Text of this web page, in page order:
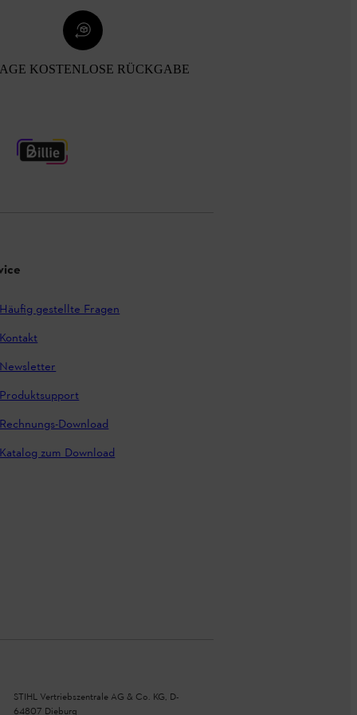
KOSTENLOSE RÜCKGABE
Häufig gestellte Fragen
Kontakt
Newsletter
Produktsupport
Rechnungs-Download
Katalog zum Download
STIHL Vertriebszentrale AG & Co. KG, D-
64807 Dieburg